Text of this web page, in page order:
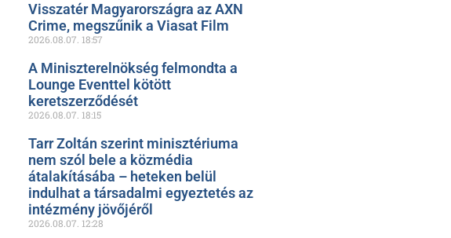
Visszatér Magyarországra az AXN
Crime, megszűnik a Viasat Film
2026.08.07. 18:57
A Miniszterelnökség felmondta a
Lounge Eventtel kötött
keretszerződését
2026.08.07. 18:15
Tarr Zoltán szerint minisztériuma
nem szól bele a közmédia
átalakításába – heteken belül
indulhat a társadalmi egyeztetés az
intézmény jövőjéről
2026.08.07. 12:28